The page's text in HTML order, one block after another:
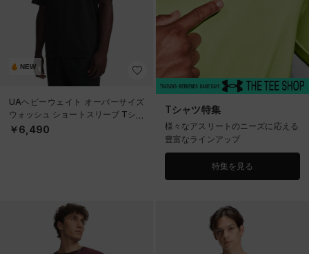
NEW
UAヘビーウェイト オーバーサイズ
ウォッシュ ショートスリーブ Tシャ
ツ（ライフスタイル/MEN）
￥6,490
Tシャツ特集
様々なアスリートのニーズに応える
豊富なラインアップ
特集を見る